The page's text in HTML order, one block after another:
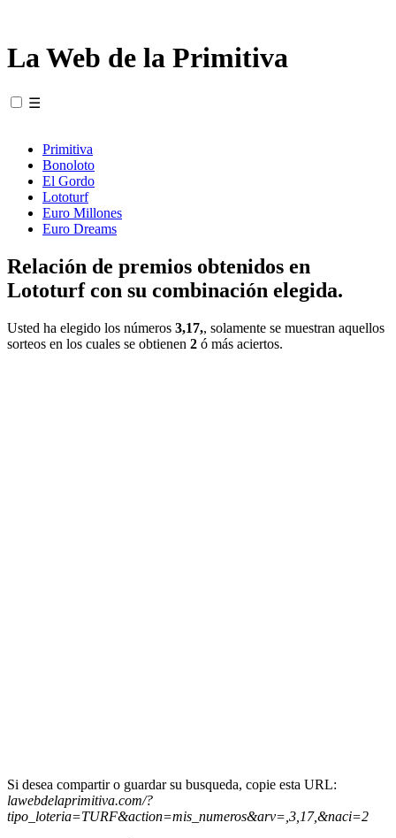
La Web de la Primitiva
☰
Primitiva
Bonoloto
El Gordo
Lototurf
Euro Millones
Euro Dreams
Relación de premios obtenidos en
Lototurf con su combinación elegida.
Usted ha elegido los números 3,17,, solamente se muestran aquellos
sorteos en los cuales se obtienen 2 ó más aciertos.
Si desea compartir o guardar su busqueda, copie esta URL:
lawebdelaprimitiva.com/?
tipo_loteria=TURF&action=mis_numeros&arv=,3,17,&naci=2